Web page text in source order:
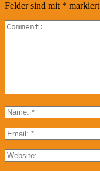
Felder sind mit * markiert